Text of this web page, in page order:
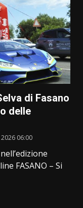
di Fasano
delle
06:00
FASANO – Si